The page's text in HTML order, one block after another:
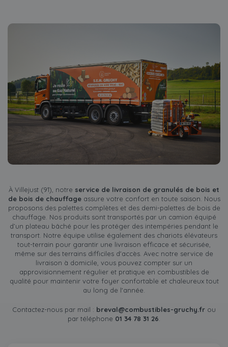
À Villejust (91), notre service de livraison de granulés de bois et
de bois de chauffageassure votre confort en toute saison. Nous
proposons des palettes complètes et des demi-palettes de bois de
chauffage. Nos produits sont transportés par un camion équipé
d’un plateau bâché pour les protéger des intempéries pendant le
transport. Notre équipe utilise également des chariots élévateurs
tout-terrain pour garantir une livraison efficace et sécurisée,
même sur des terrains difficiles d'accès. Avec notre service de
livraison à domicile, vous pouvez compter sur un
approvisionnement régulier et pratique en combustibles de
qualité pour maintenir votre foyer confortable et chaleureux tout
au long de l'année.
Contactez-nous par mail : breval@combustibles-gruchy.fr ou
par téléphone 01 34 78 31 26.